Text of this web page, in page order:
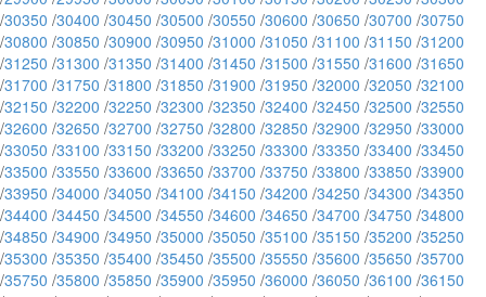
/30350 /30400 /30450 /30500 /30550 /30600 /30650 /30700 /30750
/30800 /30850 /30900 /30950 /31000 /31050 /31100 /31150 /31200
/31250 /31300 /31350 /31400 /31450 /31500 /31550 /31600 /31650
/31700 /31750 /31800 /31850 /31900 /31950 /32000 /32050 /32100
/32150 /32200 /32250 /32300 /32350 /32400 /32450 /32500 /32550
/32600 /32650 /32700 /32750 /32800 /32850 /32900 /32950 /33000
/33050 /33100 /33150 /33200 /33250 /33300 /33350 /33400 /33450
/33500 /33550 /33600 /33650 /33700 /33750 /33800 /33850 /33900
/33950 /34000 /34050 /34100 /34150 /34200 /34250 /34300 /34350
/34400 /34450 /34500 /34550 /34600 /34650 /34700 /34750 /34800
/34850 /34900 /34950 /35000 /35050 /35100 /35150 /35200 /35250
/35300 /35350 /35400 /35450 /35500 /35550 /35600 /35650 /35700
/35750 /35800 /35850 /35900 /35950 /36000 /36050 /36100 /36150